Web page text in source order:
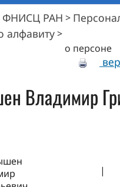
ФНИСЦ РАН >
алфавиту>
о персоне
Владимир
|